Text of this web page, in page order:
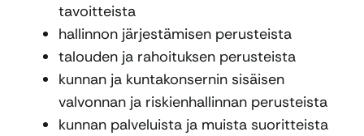
tavoitteista
hallinnon järjestämisen perusteista
talouden ja rahoituksen perusteista
kunnan ja kuntakonsernin sisäisen
valvonnan ja riskienhallinnan perusteista
kunnan palveluista ja muista suoritteista